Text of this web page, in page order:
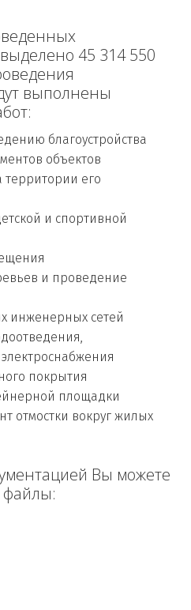
45 314 550
выполнены
благоустройства
объектов
территории его
и спортивной
и проведение
инженерных сетей
покрытия
площадки
отмостки вокруг жилых
Вы можете
файлы: